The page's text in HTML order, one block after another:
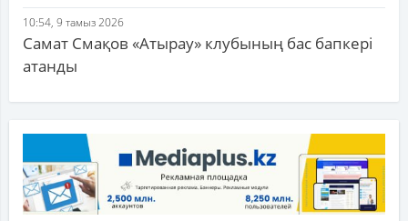
10:54, 9 тамыз 2026
Самат Смақов «Атырау» клубының бас бапкері
атанды